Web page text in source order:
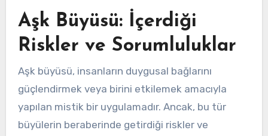
Aşk Büyüsü: İçerdiği
Riskler ve Sorumluluklar
Aşk büyüsü, insanların duygusal bağlarını
güçlendirmek veya birini etkilemek amacıyla
yapılan mistik bir uygulamadır. Ancak, bu tür
büyülerin beraberinde getirdiği riskler ve